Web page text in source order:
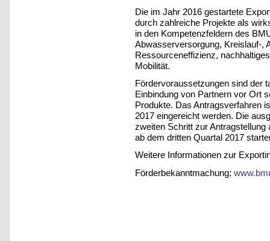
Die im Jahr 2016 gestartete
durch zahlreiche Projekte als
in den Kompetenzfeldern des
Abwasserversorgung, Kreislauf-,
Ressourceneffizienz,
Mobilität.
Fördervoraussetzungen sind der
Einbindung von Partnern vor Ort
Produkte. Das Antragsverfahren
2017 eingereicht werden. Die
zweiten Schritt zur
ab dem dritten Quartal 2017
Weitere Informationen zur
Förderbekanntmachung: